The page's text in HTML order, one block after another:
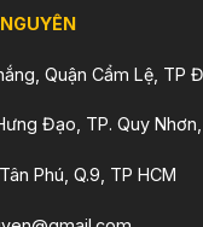
Quận Cẩm Lệ, TP
Đạo, TP. Quy
Phú, Q.9, TP HCM